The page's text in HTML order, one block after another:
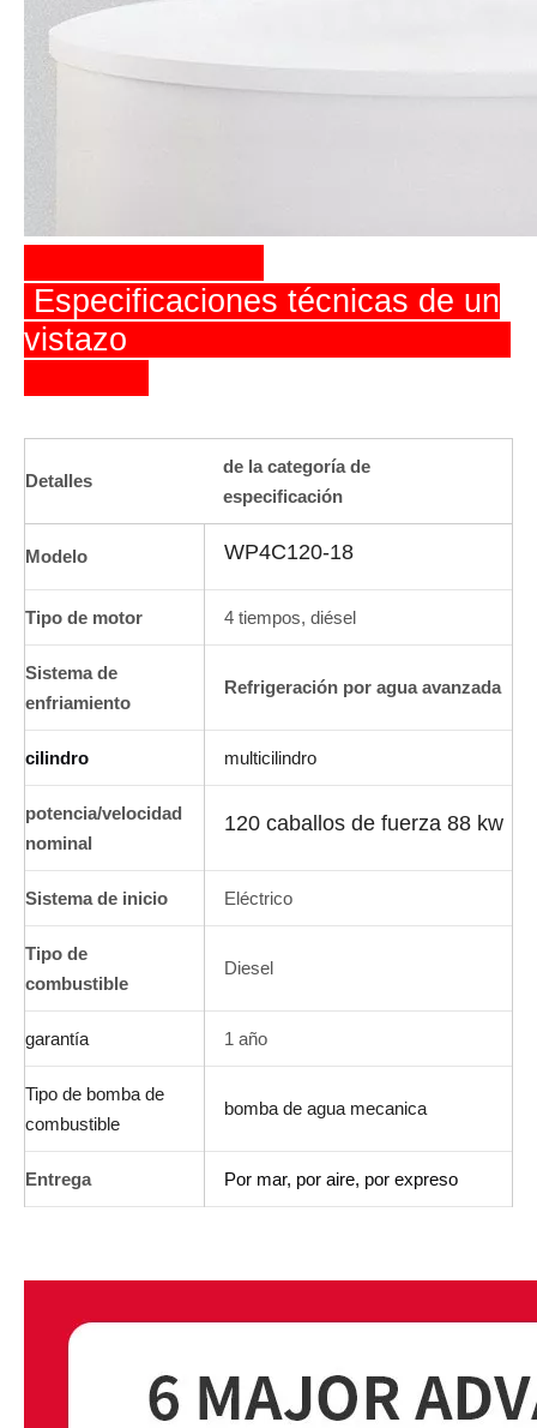
Especificaciones técnicas de un
vistazo
Detalles
de la categoría de
especificación
Modelo WP4C120-18
Tipo de motor 4 tiempos, diésel
Sistema de
enfriamiento
Refrigeración por agua avanzada
cilindro multicilindro
potencia/velocidad
nominal
120 caballos de fuerza 88 kw
Sistema de inicio Eléctrico
Tipo de
combustible
Diesel
garantía 1 año
Tipo de bomba de
combustible
bomba de agua mecanica
Entrega Por mar, por aire, por expreso